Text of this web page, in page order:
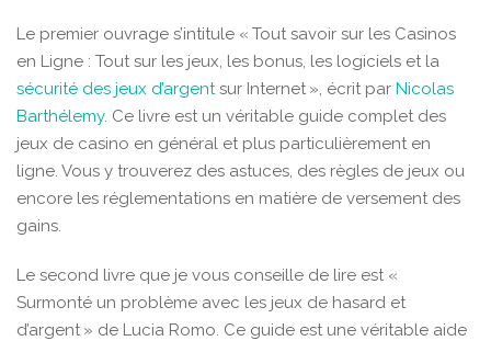
Le premier ouvrage s’intitule « Tout savoir sur les Casinos
en Ligne : Tout sur les jeux, les bonus, les logiciels et la
sécurité des jeux d’argentsur Internet », écrit par Nicolas
Barthélemy. Ce livre est un véritable guide complet des
jeux de casino en général et plus particulièrement en
ligne. Vous y trouverez des astuces, des règles de jeux ou
encore les réglementations en matière de versement des
gains.
Le second livre que je vous conseille de lire est «
Surmonté un problème avec les jeux de hasard et
d’argent » de Lucia Romo. Ce guide est une véritable aide